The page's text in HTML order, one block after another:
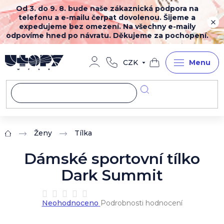
Přejít
na
obsah
Od 3. do 9. 8. bude naše zákaznická podpora na
telefonu a e-mailu čerpat dovolenou. Šijeme a
expedujeme bez omezení. Na všechny e-maily
odpovíme hned po návratu. Děkujeme za pochopení.
CZK
Nákupní
košík
Domů Ženy Tílka
Dámské sportovní tílko
Dark Summit
Průměrné
hodnocení
Neohodnoceno Podrobnosti hodnocení